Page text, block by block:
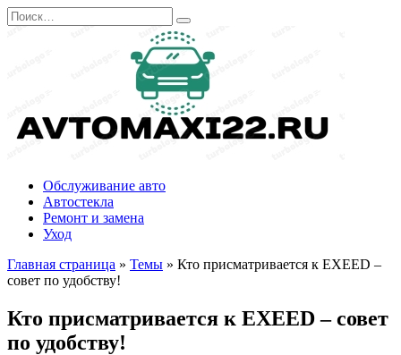
Перейти
к
Search
for:
Обслуживание авто
Автостекла
Ремонт и замена
Уход
Главная страница » Темы » Кто присматривается к EXEED –
совет по удобству!
Кто присматривается к EXEED – совет
по удобству!